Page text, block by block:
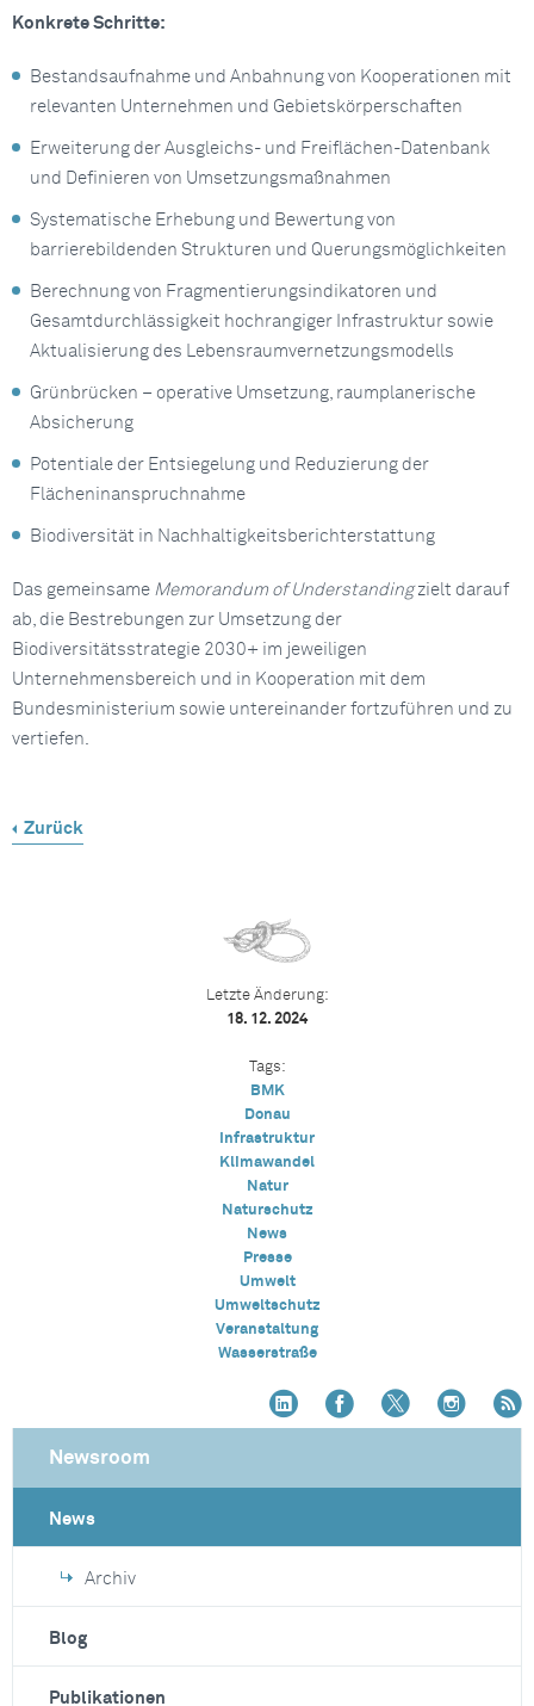
Konkrete Schritte:
Bestandsaufnahme und Anbahnung von Kooperationen mit
relevanten Unternehmen und Gebietskörperschaften
Erweiterung der Ausgleichs- und Freiflächen-Datenbank
und Definieren von Umsetzungsmaßnahmen
Systematische Erhebung und Bewertung von
barrierebildenden Strukturen und Querungsmöglichkeiten
Berechnung von Fragmentierungsindikatoren und
Gesamtdurchlässigkeit hochrangiger Infrastruktur sowie
Aktualisierung des Lebensraumvernetzungsmodells
Grünbrücken – operative Umsetzung, raumplanerische
Absicherung
Potentiale der Entsiegelung und Reduzierung der
Flächeninanspruchnahme
Biodiversität in Nachhaltigkeitsberichterstattung
Das gemeinsame Memorandum of Understandingzielt darauf
ab, die Bestrebungen zur Umsetzung der
Biodiversitätsstrategie 2030+ im jeweiligen
Unternehmensbereich und in Kooperation mit dem
Bundesministerium sowie untereinander fortzuführen und zu
vertiefen.
Zurück
Letzte Änderung:
18. 12. 2024
Tags:
BMK
Donau
Infrastruktur
Klimawandel
Natur
Naturschutz
News
Presse
Umwelt
Umweltschutz
Veranstaltung
Wasserstraße
Newsroom
News
Archiv
Blog
Publikationen